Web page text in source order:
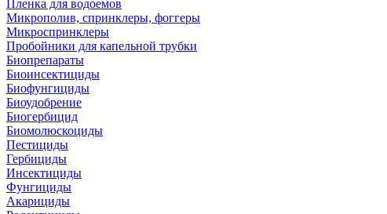
Пленка для водоемов
Микрополив, спринклеры, фоггеры
Микроспринклеры
Пробойники для капельной трубки
Биопрепараты
Биоинсектициды
Биофунгициды
Биоудобрение
Биогербицид
Биомолюскоциды
Пестициды
Гербициды
Инсектициды
Фунгициды
Акарициды